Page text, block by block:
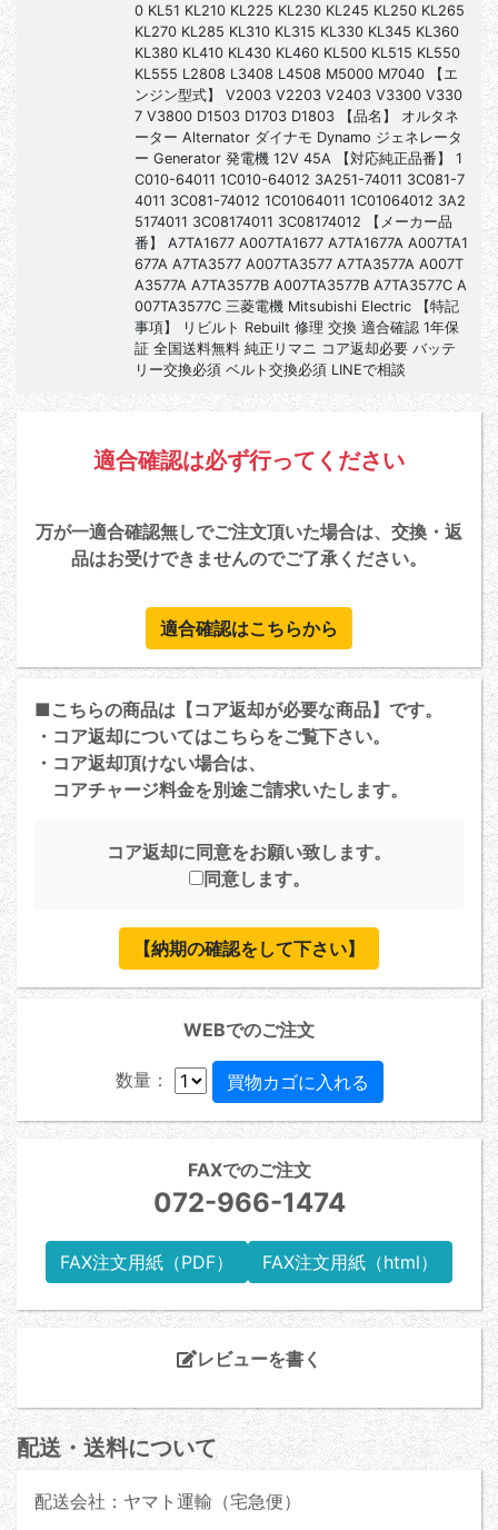
0 KL51 KL210 KL225 KL230 KL245 KL250 KL265
KL270 KL285 KL310 KL315 KL330 KL345 KL360
KL380 KL410 KL430 KL460 KL500 KL515 KL550
KL555 L2808 L3408 L4508 M5000 M7040 【エ
ンジン型式】 V2003 V2203 V2403 V3300 V330
7 V3800 D1503 D1703 D1803 【品名】 オルタネ
ーター Alternator ダイナモ Dynamo ジェネレータ
ー Generator 発電機 12V 45A 【対応純正品番】 1
C010-64011 1C010-64012 3A251-74011 3C081-7
4011 3C081-74012 1C01064011 1C01064012 3A2
5174011 3C08174011 3C08174012 【メーカー品
番】 A7TA1677 A007TA1677 A7TA1677A A007TA1
677A A7TA3577 A007TA3577 A7TA3577A A007T
A3577A A7TA3577B A007TA3577B A7TA3577C A
007TA3577C 三菱電機 Mitsubishi Electric 【特記
事項】 リビルト Rebuilt 修理 交換 適合確認 1年保
証 全国送料無料 純正リマニ コア返却必要 バッテ
リー交換必須 ベルト交換必須 LINEで相談
適合確認は必ず行ってください
万が一適合確認無しでご注文頂いた場合は、交換・返
品はお受けできませんのでご了承ください。
適合確認はこちらから
■こちらの商品は【コア返却が必要な商品】です。
・コア返却についてはこちらをご覧下さい。
・コア返却頂けない場合は、
コアチャージ料金を別途ご請求いたします。
コア返却に同意をお願い致します。
同意します。
【納期の確認をして下さい】
WEBでのご注文
数量：
FAXでのご注文
072-966-1474
FAX注文用紙（PDF） FAX注文用紙（html）
レビューを書く
配送・送料について
配送会社：ヤマト運輸（宅急便）